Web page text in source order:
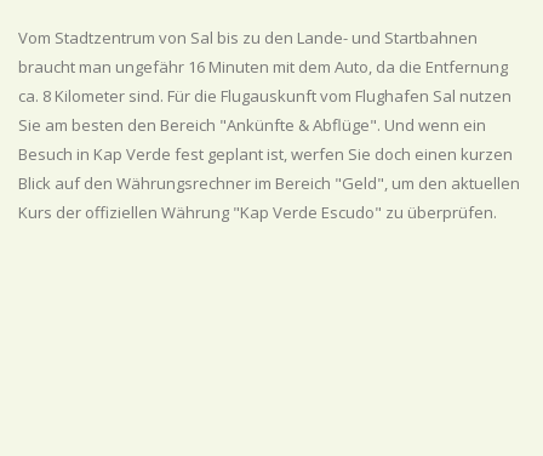
Vom Stadtzentrum von Sal bis zu den Lande- und Startbahnen
braucht man ungefähr 16 Minuten mit dem Auto, da die Entfernung
ca. 8 Kilometer sind. Für die Flugauskunft vom Flughafen Sal nutzen
Sie am besten den Bereich "Ankünfte & Abflüge". Und wenn ein
Besuch in Kap Verde fest geplant ist, werfen Sie doch einen kurzen
Blick auf den Währungsrechner im Bereich "Geld", um den aktuellen
Kurs der offiziellen Währung "Kap Verde Escudo" zu überprüfen.